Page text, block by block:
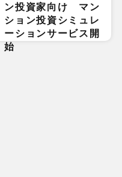
ン投資家向け マン
ション投資シミュレ
ーションサービス開
始